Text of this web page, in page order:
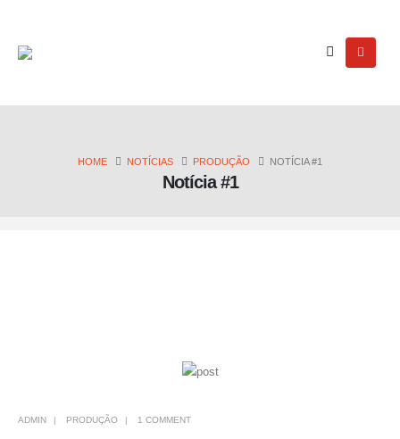
HOME NOTÍCIAS PRODUÇÃO NOTÍCIA #1
Notícia #1
ADMIN PRODUÇÃO 1 COMMENT